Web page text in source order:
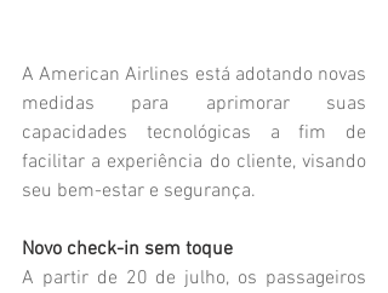
A American Airlines está adotando novas
medidas para aprimorar suas
capacidades tecnológicas a fim de
facilitar a experiência do cliente, visando
seu bem-estar e segurança.
Novo check-in sem toque
A partir de 20 de julho, os passageiros